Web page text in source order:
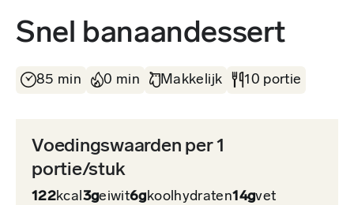
Snel banaandessert
85 min 0 min Makkelijk 10 portie
Voedingswaarden per 1
portie/stuk
122kcal 3geiwit6gkoolhydraten14gvet